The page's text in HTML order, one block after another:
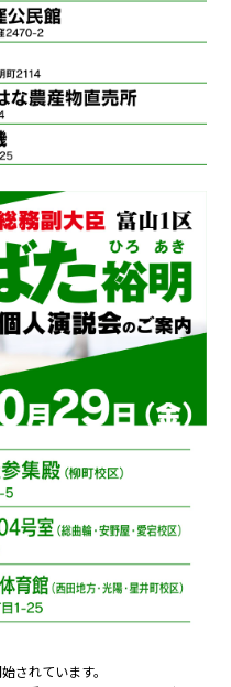
されています。